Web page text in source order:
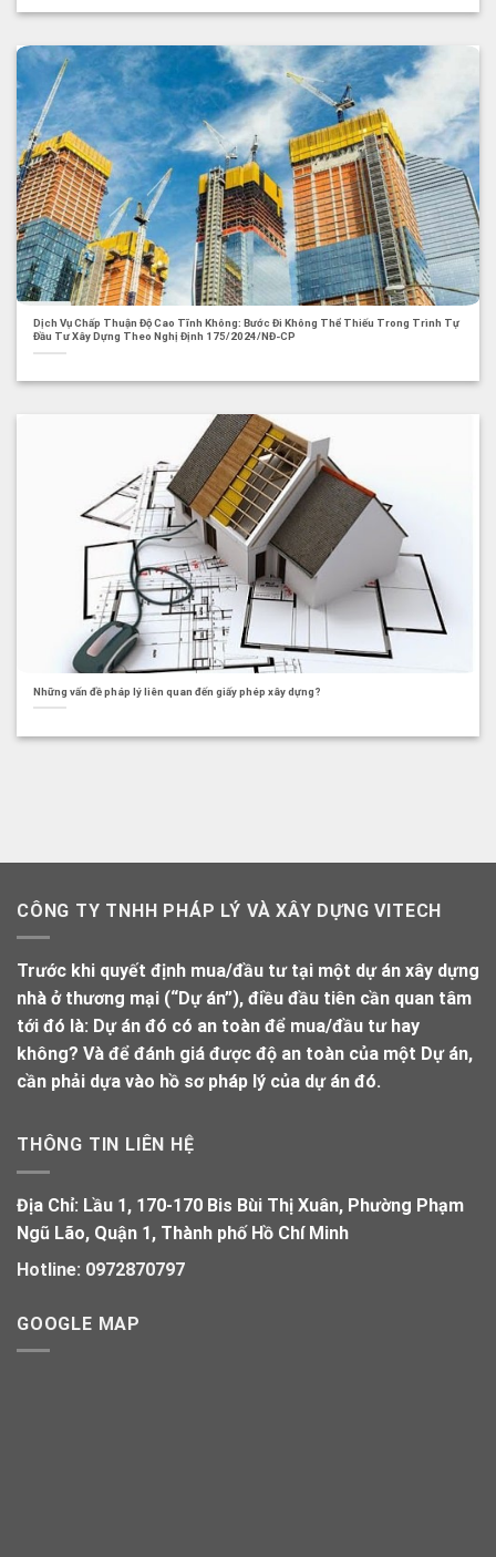
Dịch Vụ Chấp Thuận Độ Cao Tĩnh Không: Bước Đi Không Thể Thiếu Trong Trình Tự
Đầu Tư Xây Dựng Theo Nghị Định 175/2024/NĐ-CP
Những vấn đề pháp lý liên quan đến giấy phép xây dựng?
CÔNG TY TNHH PHÁP LÝ VÀ XÂY DỰNG VITECH
Trước khi quyết định mua/đầu tư tại một dự án xây dựng
nhà ở thương mại (“Dự án”), điều đầu tiên cần quan tâm
tới đó là: Dự án đó có an toàn để mua/đầu tư hay
không? Và để đánh giá được độ an toàn của một Dự án,
cần phải dựa vào hồ sơ pháp lý của dự án đó.
THÔNG TIN LIÊN HỆ
Địa Chỉ: Lầu 1, 170-170 Bis Bùi Thị Xuân, Phường Phạm
Ngũ Lão, Quận 1, Thành phố Hồ Chí Minh
Hotline: 0972870797
GOOGLE MAP